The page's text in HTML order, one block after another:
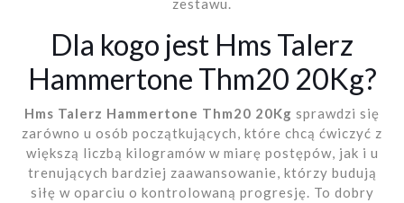
zestawu.
Dla kogo jest Hms Talerz
Hammertone Thm20 20Kg?
Hms Talerz Hammertone Thm20 20Kg sprawdzi się
zarówno u osób początkujących, które chcą ćwiczyć z
większą liczbą kilogramów w miarę postępów, jak i u
trenujących bardziej zaawansowanie, którzy budują
siłę w oparciu o kontrolowaną progresję. To dobry